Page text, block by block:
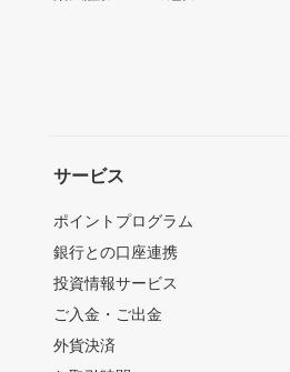
サービス
ポイントプログラム
銀行との口座連携
投資情報サービス
ご入金・ご出金
外貨決済